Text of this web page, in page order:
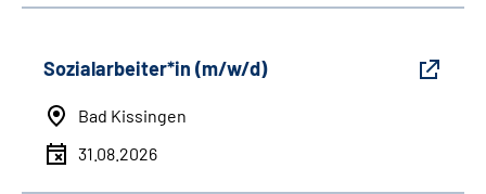
Sozialarbeiter*in (m/w/d)
Bad Kissingen
31.08.2026